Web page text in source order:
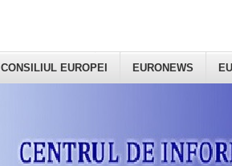
CONSILIUL EUROPEI EURONEWS